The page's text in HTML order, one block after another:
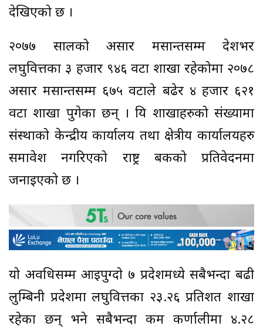
देखिएको छ ।
२०७७ सालको असार मसान्तसम्म देशभर
लघुवित्तका ३ हजार ९४६ वटा शाखा रहेकोमा २०७८
असार मसान्तसम्म ६७५ वटाले बढेर ४ हजार ६२१
वटा शाखा पुगेका छन् । यि शाखाहरुको संख्यामा
संस्थाको केन्द्रीय कार्यालय तथा क्षेत्रीय कार्यालयहरु
समावेश नगरिएको राष्ट्र बैंकको प्रतिवेदनमा
जनाइएको छ ।
यो अवधिसम्म आइपुग्दो ७ प्रदेशमध्ये सबैभन्दा बढी
लुम्बिनी प्रदेशमा लघुवित्तका २३.२६ प्रतिशत शाखा
रहेका छन् भने सबैभन्दा कम कर्णालीमा ४.२८